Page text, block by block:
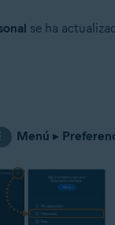
se ha
Menú ▸